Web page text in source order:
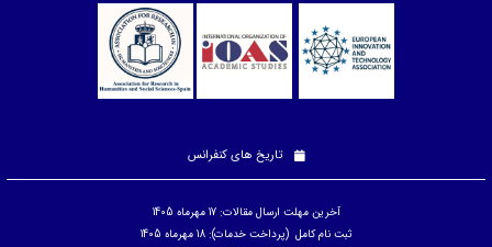
تاریخ های کنفرانس
آخرین مهلت ارسال مقالات: 17 مهرماه 1405
ثبت نام کامل (پرداخت خدمات): 18 مهرماه 1405